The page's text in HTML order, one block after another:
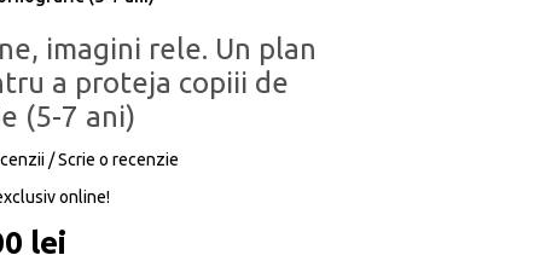
imagini rele. Un plan
a proteja copiii de
(5-7 ani)
/Scrie o recenzie
online!
lei